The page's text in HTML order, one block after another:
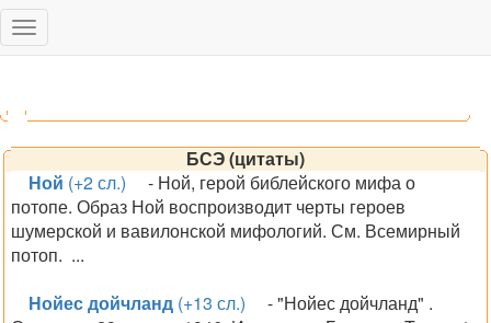
Toggle
navigation
БСЭ (цитаты)
Ной (+2 сл.)
- Ной, герой библейского мифа о
потопе. Образ Ной воспроизводит черты героев
шумерской и вавилонской мифологий. См. Всемирный
потоп. ...
Нойес дойчланд (+13 сл.)
- "Нойес дойчланд" .